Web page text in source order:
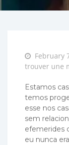
Posted
on
February
trouver une
Estamos
temos
esse nos
sem
efemerides
eu nunca